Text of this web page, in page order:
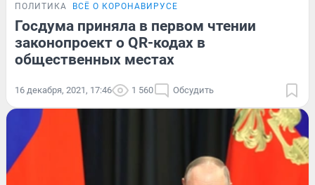
ПОЛИТИКА ВСЁ О КОРОНАВИРУСЕ
Госдума приняла в первом чтении
законопроект о QR-кодах в
общественных местах
16 декабря, 2021, 17:46 1 560 Обсудить